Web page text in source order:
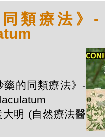
同類療法》-
藥的同類療法》-
明 (自然療法醫